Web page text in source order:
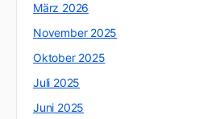
März 2026
November 2025
Oktober 2025
Juli 2025
Juni 2025